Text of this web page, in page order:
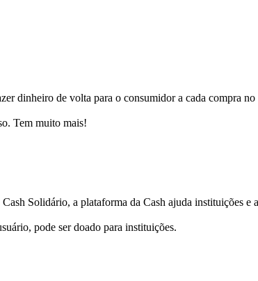
dinheiro de volta para o consumidor a cada compra
Tem muito mais!
Solidário, a plataforma da Cash ajuda instituições e
pode ser doado para instituições.